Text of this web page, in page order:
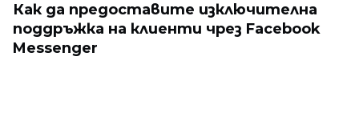
Как да предоставите изключителна
поддръжка на клиенти чрез Facebook
Messenger